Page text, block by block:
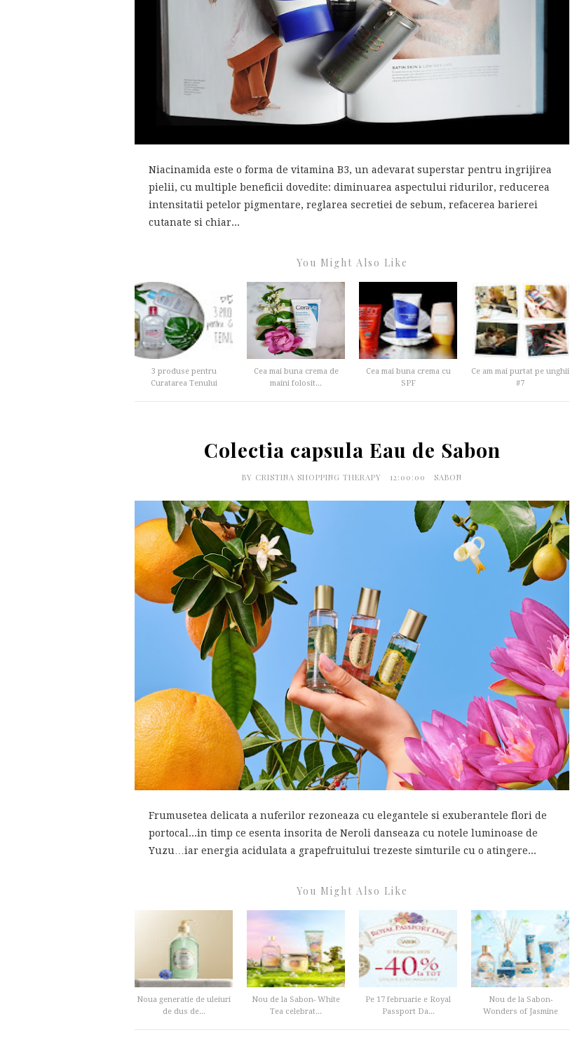
Niacinamida este o forma de vitamina B3, un adevarat superstar pentru ingrijirea
pielii, cu multiple beneficii dovedite: diminuarea aspectului ridurilor, reducerea
intensitatii petelor pigmentare, reglarea secretiei de sebum, refacerea barierei
cutanate si chiar...
You Might Also Like
3 produse pentru
Curatarea Tenului
Cea mai buna crema de
maini folosit...
Cea mai buna crema cu
SPF
Ce am mai purtat pe unghii
#7
Colectia capsula Eau de Sabon
BY CRISTINA SHOPPING THERAPY 12:00:00 SABON
Frumusetea delicata a nuferilor rezoneaza cu elegantele si exuberantele flori de
portocal...in timp ce esenta insorita de Neroli danseaza cu notele luminoase de
Yuzu…iar energia acidulata a grapefruitului trezeste simturile cu o atingere...
You Might Also Like
Noua generatie de uleiuri
de dus de...
Nou de la Sabon- White
Tea celebrat...
Pe 17 februarie e Royal
Passport Da...
Nou de la Sabon-
Wonders of Jasmine